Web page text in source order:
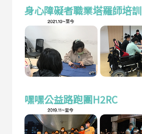
身心障礙者職業塔羅師培訓
嘿嘿公益路跑團H2RC